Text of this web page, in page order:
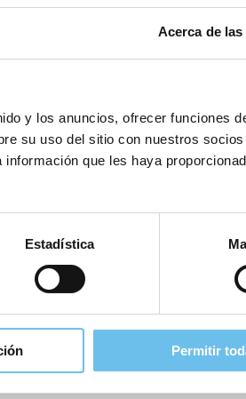
Acerca de
y los anuncios, ofrecer funciones
su uso del sitio con nuestros socios
que les haya
Estadística
Permitir
Check-in – sondern sie gibt
der Buchungsannahme über den
meisten bedeuten.
zur Automatisierung wichtiger
aktiv zu gestalten, über den
– , um mehr